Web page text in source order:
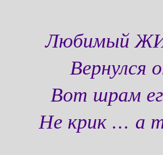
Любимый
Вот шрам
Не крик … а